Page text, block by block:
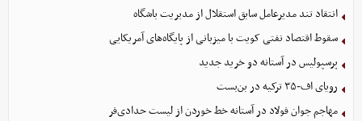
انتقاد تند مدیرعامل سابق استقلال از مدیریت باشگاه
سقوط اقتصاد نفتی کویت با میزبانی از پایگاه‌های آمریکایی
پرسپولیس در آستانه دو خرید جدید
رویای اف-۳۵ ترکیه در بن‌بست
مهاجم جوان فولاد در آستانه خط خوردن از لیست حدادی‌فر